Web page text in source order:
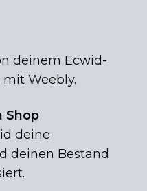
deinem Ecwid-
mit Weebly.
Shop
deine
deinen Bestand